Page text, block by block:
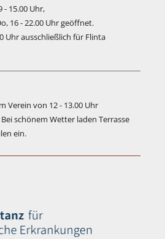
- 15.00 Uhr,
16 - 22.00 Uhr geöffnet.
Uhr ausschließlich für Flinta
Verein von 12 - 13.00 Uhr
schönem Wetter laden Terrasse
ein.